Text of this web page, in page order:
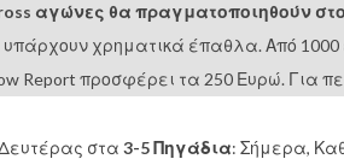
αγώνες θα πραγματοποιηθούν
υπάρχουν χρηματικά έπαθλα. Από
Report προσφέρει τα 250 Ευρώ. Για
στα3-5 Πηγάδια: Σήμερα,